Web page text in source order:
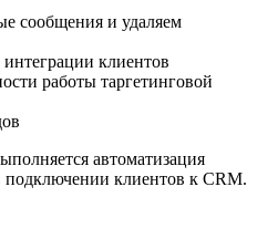
сообщения и удаляем
клиентов
работы таргетинговой
автоматизация
подключении клиентов к CRM.